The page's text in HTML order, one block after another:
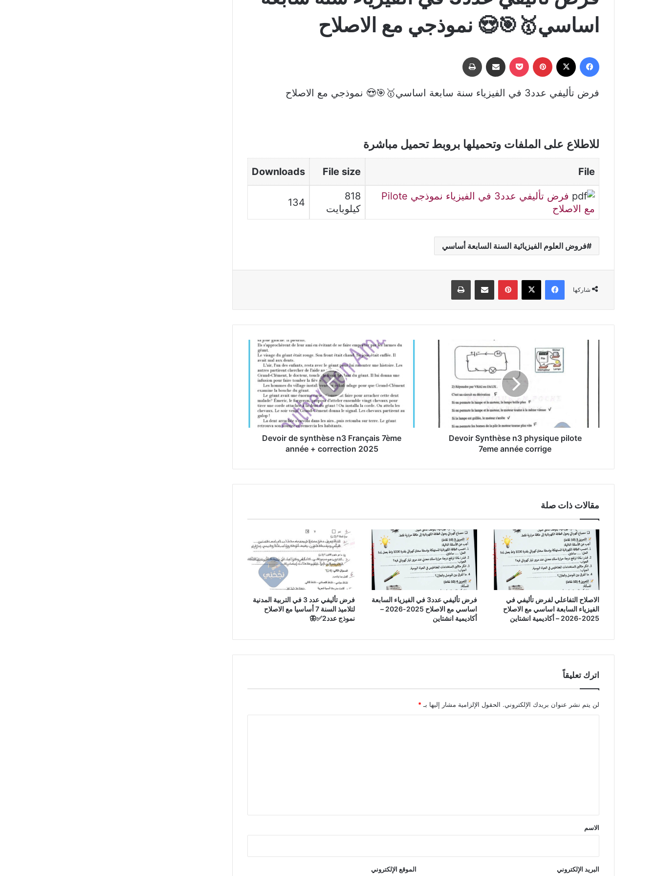
اساسي🥇🎯😍 نموذجي مع الاصلاح
فيسبوك بينتيريست ‫Pocket مشاركة عبر البريد
فرض تأليفي عدد3 في الفيزياء سنة سابعة اساسي🥇🎯😍 نموذجي مع الاصلاح
للاطلاع على الملفات وتحميلها بروبط تحميل مباشرة
File
File size
Downloads
فرض تأليفي عدد3 في الفيزياء نموذجي Pilote
مع الاصلاح
818
كيلوبايت
134
فروض العلوم الفيزيائية السنة السابعة أساسي
شاركها
فيسبوك ‫X بينتيريستمشاركة عبر البريد طباعة
Devoir
Devoir Synthèse n3 physique pilote
7eme année corrige
Devoir
synthèse
Français
année
correction
2025
Devoir de synthèse n3 Français 7ème
année + correction 2025
مقالات ذات صلة
الاصلاح التفاعلي لفرض تأليفي في
الفيزياء السابعة اساسي مع الاصلاح
2025-2026 – أكاديمية انشتاين
فرض تأليفي عدد3 في الفيزياء السابعة
اساسي مع الاصلاح 2025-2026 –
أكاديمية انشتاين
فرض تأليفي عدد 3 في التربية المدنية
لتلاميذ السنة 7 أساسيا مع الاصلاح
نموذج عدد2✅🦋
اترك تعليقاً
لن يتم نشر عنوان بريدك الإلكتروني. الحقول الإلزامية مشار إليها بـ *
*
الاسم
البريد الإلكتروني الموقع الإلكتروني